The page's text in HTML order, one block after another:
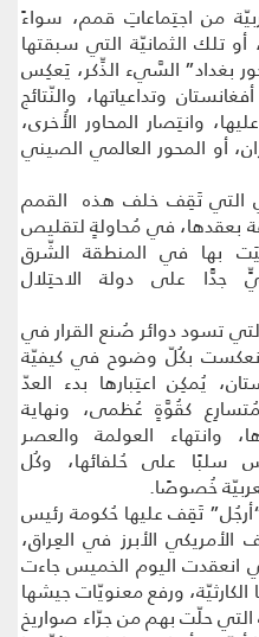
من اجتِماعاتِ قمم، سواءً
أو تلك الثمانيّة التي سبقتها
بغداد” السَّيء الذِّكر، يَعكِس
وتداعياتها، والنّتائج
وانتِصار المحاور الأُخرى،
أو المحور العالمي الصيني
هي التي تَقِف خلف هذه القمم
بعقدها، في مُحاولةٍ لتقليص
بها في المنطقة الشّرق
على دولة الاحتِلال
تسود دوائر صُنع القرار في
وانعكست بكُلّ وضوح في كيفيّة
يُمكِن اعتِبارها بدء العدّ
كقُوَّةٍ عُظمى، ونهاية
وانتهاء العولمة والعصر
سلبًا على حُلفائها، وكُل
خُصوصًا.
تَقِف عليها حُكومة رئيس
الأبرز في العِراق،
انعقدت اليوم الخميس جاءت
الكارثيّة، ورفع معنويّات جيشها
حلّت بهم من جرّاء صواريخ